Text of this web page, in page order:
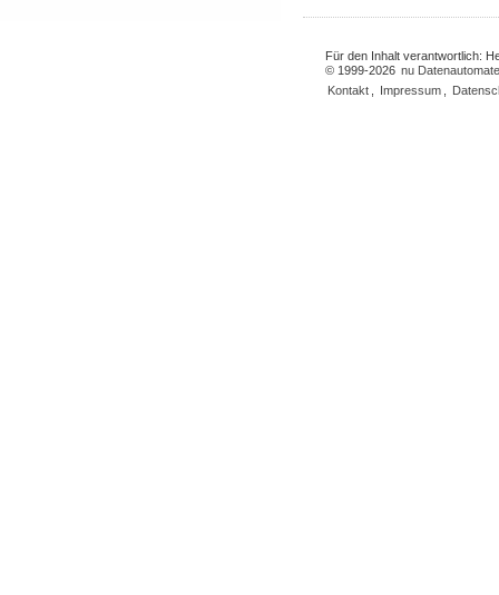
Für den Inhalt verantwortlich:
© 1999-2026 nu
Kontakt
Impressum